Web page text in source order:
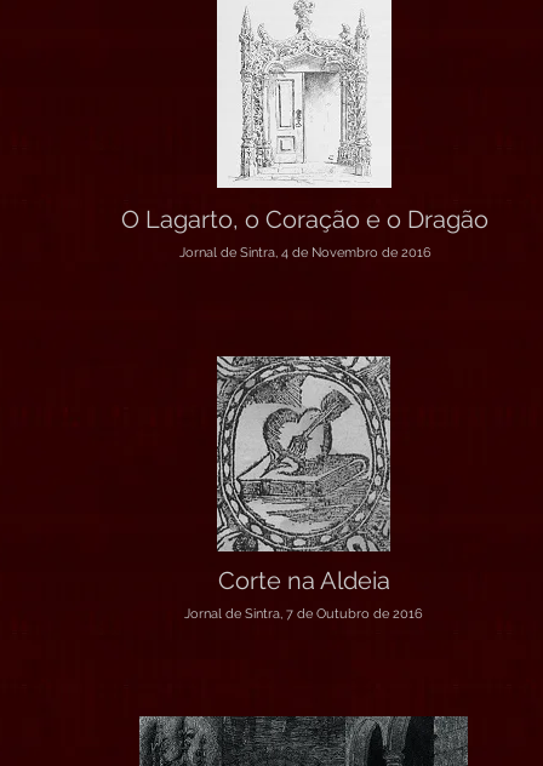
O Lagarto, o Coração e o Dragão
Jornal de Sintra, 4 de Novembro de 2016
Corte na Aldeia
Jornal de Sintra, 7 de Outubro de 2016